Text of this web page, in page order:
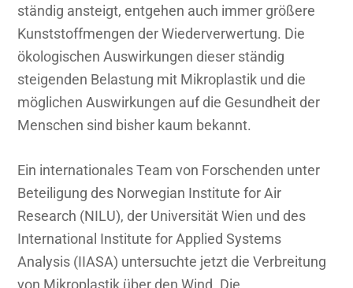
ständig ansteigt, entgehen auch immer größere
Kunststoffmengen der Wiederverwertung. Die
ökologischen Auswirkungen dieser ständig
steigenden Belastung mit Mikroplastik und die
möglichen Auswirkungen auf die Gesundheit der
Menschen sind bisher kaum bekannt.
Ein internationales Team von Forschenden unter
Beteiligung des Norwegian Institute for Air
Research (NILU), der Universität Wien und des
International Institute for Applied Systems
Analysis (IIASA) untersuchte jetzt die Verbreitung